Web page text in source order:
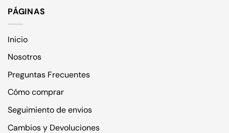
PÁGINAS
Inicio
Nosotros
Preguntas Frecuentes
Cómo comprar
Seguimiento de envios
Cambios y Devoluciones